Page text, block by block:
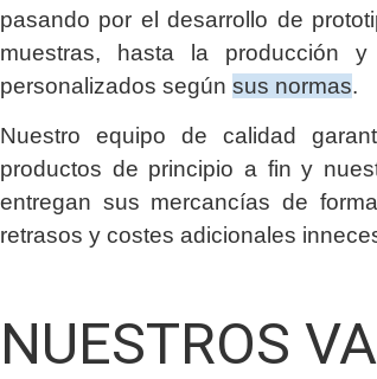
pasando por el desarrollo de
muestras, hasta la producción
personalizados según sus normas.
Nuestro equipo de calidad
productos de principio a fin y
entregan sus mercancías de
retrasos y costes adicionales
NUESTROS